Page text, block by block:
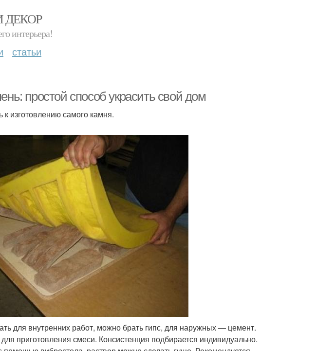
ДЕКОР
интерьера!
статьи
простой способ украсить свой дом
изготовлению самого камня.
для внутренних работ, можно брать гипс, для наружных — цемент.
приготовления смеси. Консистенция подбирается индивидуально.